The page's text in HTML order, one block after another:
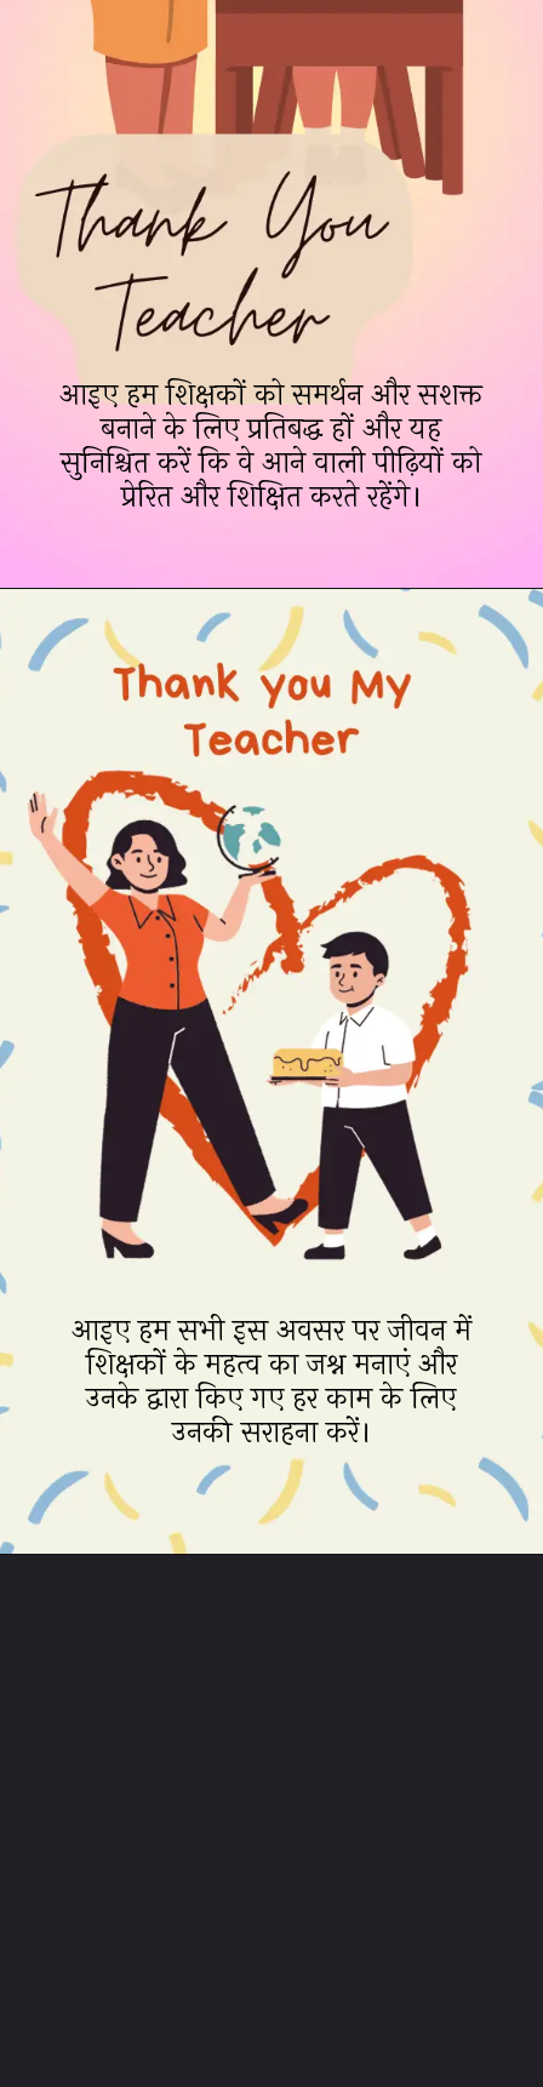
आइए हम शिक्षकों को समर्थन और सशक्त
बनाने के लिए प्रतिबद्ध हों और यह
सुनिश्चित करें कि वे आने वाली पीढ़ियों को
प्रेरित और शिक्षित करते रहेंगे।
आइए हम सभी इस अवसर पर जीवन में
शिक्षकों के महत्व का जश्न मनाएं और
उनके द्वारा किए गए हर काम के लिए
उनकी सराहना करें।